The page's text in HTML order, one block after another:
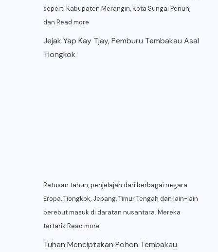
seperti Kabupaten Merangin, Kota Sungai Penuh,
dan Read more
Jejak Yap Kay Tjay, Pemburu Tembakau Asal
Tiongkok
Ratusan tahun, penjelajah dari berbagai negara
Eropa, Tiongkok, Jepang, Timur Tengah dan lain-lain
berebut masuk di daratan nusantara. Mereka
tertarik Read more
Tuhan Menciptakan Pohon Tembakau